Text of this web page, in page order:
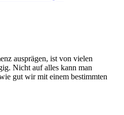
ausprägen, ist von vielen
Nicht auf alles kann man
gut wir mit einem bestimmten